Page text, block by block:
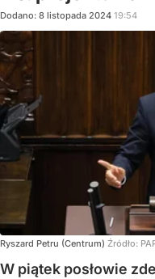
Dodano: 8 listopada 2024 19:54
Ryszard Petru (Centrum) Źródło:
W piątek posłowie